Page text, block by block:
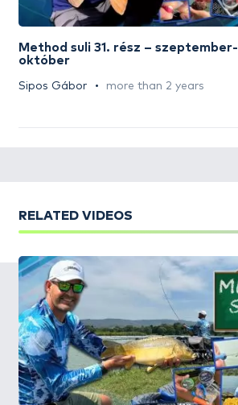
Method suli 31. rész – szeptember-
október
Sipos Gábor more than 2 years
RELATED VIDEOS